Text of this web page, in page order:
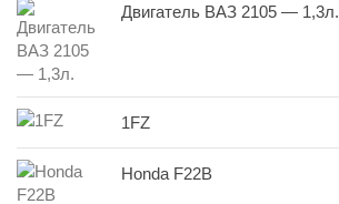
Двигатель ВАЗ 2105 — 1,3л.
1FZ
Honda F22B